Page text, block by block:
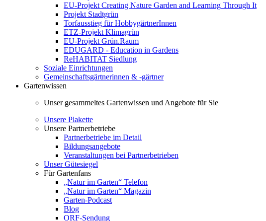
EU-Projekt Creating Nature Garden and Learning Through It
Projekt Stadtgrün
Torfausstieg für HobbygärtnerInnen
ETZ-Projekt Klimagrün
EU-Projekt Grün.Raum
EDUGARD - Education in Gardens
ReHABITAT Siedlung
Soziale Einrichtungen
Gemeinschaftsgärtnerinnen & -gärtner
Gartenwissen
Unser gesammeltes Gartenwissen und Angebote für Sie
Unsere Plakette
Unsere Partnerbetriebe
Partnerbetriebe im Detail
Bildungsangebote
Veranstaltungen bei Partnerbetrieben
Unser Gütesiegel
Für Gartenfans
„Natur im Garten“ Telefon
„Natur im Garten“ Magazin
Garten-Podcast
Blog
ORF-Sendung